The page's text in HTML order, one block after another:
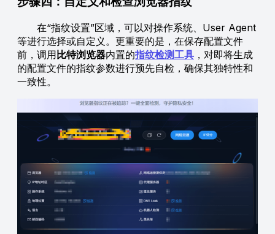
在“指纹设置”区域，可以对操作系统、User Agent
等进行选择或自定义。更重要的是，在保存配置文件
前，调用比特浏览器内置的指纹检测工具 ，对即将生成
的配置文件的指纹参数进行预先自检，确保其独特性和
一致性。